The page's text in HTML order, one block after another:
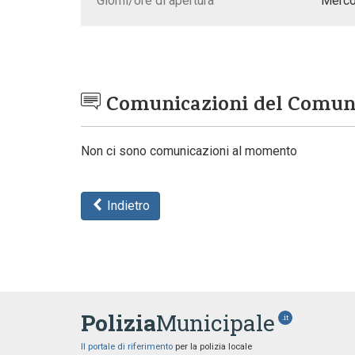
Comunicazioni del
Non ci sono comunicazioni al momento
Indietro
PoliziaMunicipale .it
Il portale di riferimento per la polizia locale